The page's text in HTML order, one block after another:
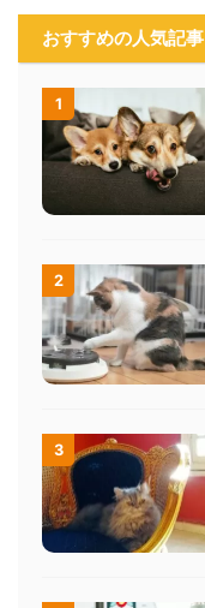
おすすめの人気記事
1
2
3